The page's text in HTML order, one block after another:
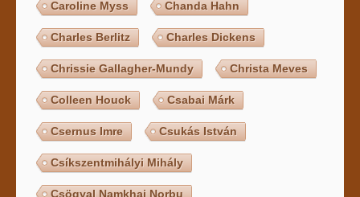
Caroline Myss Chanda Hahn
Charles Berlitz Charles Dickens
Chrissie Gallagher-Mundy Christa Meves
Colleen Houck Csabai Márk
Csernus Imre Csukás István
Csíkszentmihályi Mihály
Csögyal Namkhai Norbu